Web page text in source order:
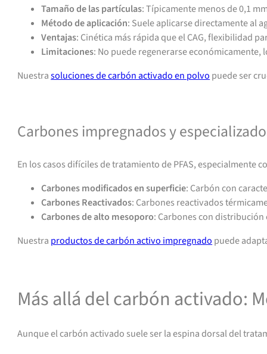
Tamaño de las partículas: Típicamente menos de 0,1
Método de aplicación: Suele aplicarse directamente al
Ventajas: Cinética más rápida que el CAG, flexibilidad
Limitaciones: No puede regenerarse
Nuestrasoluciones de carbón activado en polvopuede ser
Carbones impregnados y
En los casos difíciles de tratamiento de PFAS, especialmente
Carbones modificados en superficie: Carbón con
Carbones Reactivados: Carbones reactivados
Carbones de alto mesoporo: Carbones con
Nuestra productos de carbón activo impregnado puede
Más allá del carbón activado:
Aunque el carbón activado suele ser la espina dorsal del